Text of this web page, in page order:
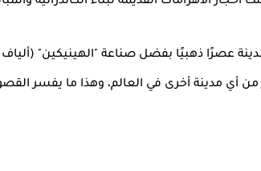
عصرًا ذهبيًا بفضل صناعة "الهينيكين"
أي مدينة أخرى في العالم، وهذا ما يفسر